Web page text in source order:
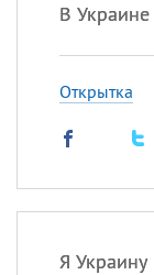
В
Открытка
Я